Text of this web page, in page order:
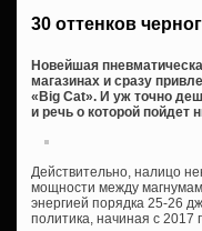
30 оттенков
Новейшая
магазинах и сразу
«Big Cat». И уж точно
и речь о которой пойдет
Действительно, налицо
мощности между
энергией порядка 25-26
политика, начиная с 2017